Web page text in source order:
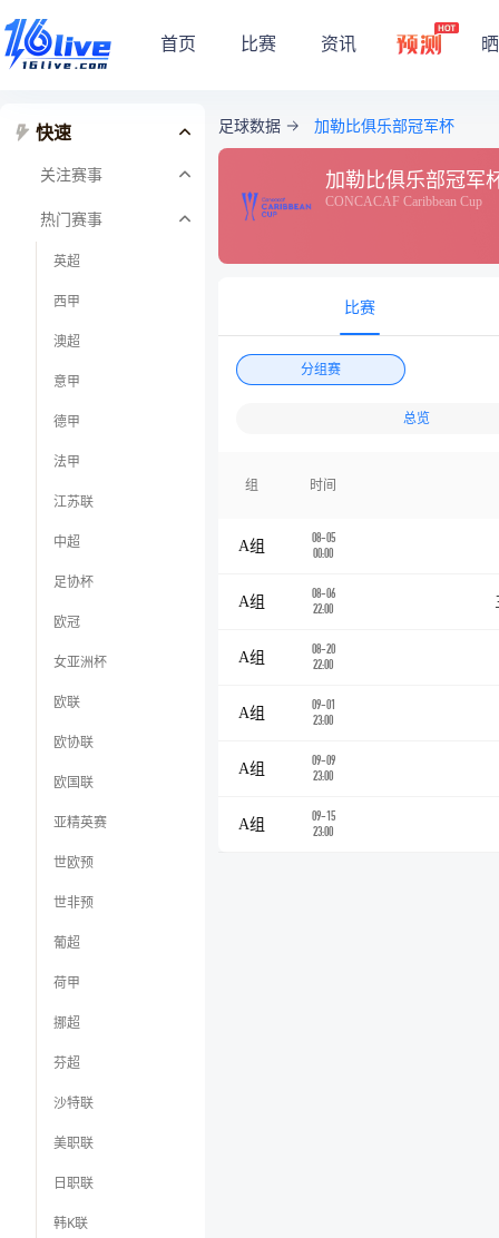
首页 比赛 资讯
快速
关注赛事
热门赛事
英超
西甲
澳超
意甲
德甲
法甲
江苏联
中超
足协杯
欧冠
女亚洲杯
欧联
欧协联
欧国联
亚精英赛
世欧预
世非预
葡超
荷甲
挪超
芬超
沙特联
美职联
日职联
韩K联
足球数据 加勒比俱乐部冠军杯
加勒比俱乐部冠军
CONCACAF Caribbean Cup
比赛
分组赛
总览
组 时间
A组
08-05
00:00
A组
08-06
22:00
A组
08-20
22:00
A组
09-01
23:00
A组
09-09
23:00
A组
09-15
23:00